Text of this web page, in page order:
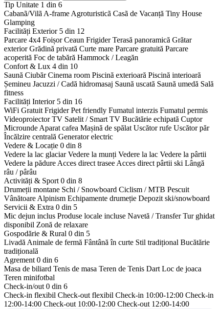
Tip Unitate 1 din 6
Cabanã/Vilã A-frame Agroturisticã Casã de Vacanță Tiny House
Glamping
Facilități Exterior 5 din 12
Parcare 4x4 Foișor Ceaun Frigider Terasă panoramică Grătar
exterior Grădină privată Curte mare Parcare gratuită Parcare
acoperită Foc de tabără Hammock / Leagăn
Confort & Lux 4 din 10
Saună Ciubăr Cinema room Piscină exterioară Piscină interioară
Șemineu Jacuzzi / Cadă hidromasaj Saună uscată Saună umedă Sală
fitness
Facilități Interior 5 din 16
WiFi Gratuit Frigider Pet friendly Fumatul interzis Fumatul permis
Videoproiector TV Satelit / Smart TV Bucătărie echipată Cuptor
Microunde Aparat cafea Mașină de spălat Uscător rufe Uscător păr
Încălzire centrală Generator electric
Vedere & Locație 0 din 8
Vedere la lac glaciar Vedere la munți Vedere la lac Vedere la pârtii
Vedere la pădure Acces direct trasee Acces direct pârtii ski Lângă
râu / pârâu
Activități & Sport 0 din 8
Drumeții montane Schi / Snowboard Ciclism / MTB Pescuit
Vânătoare Alpinism Echipamente drumeție Depozit ski/snowboard
Servicii & Extra 0 din 5
Mic dejun inclus Produse locale incluse Navetă / Transfer Tur ghidat
disponibil Zonă de relaxare
Gospodărie & Rural 0 din 5
Livadă Animale de fermă Fântână în curte Stil tradițional Bucătărie
tradițională
Agrement 0 din 6
Masa de biliard Tenis de masa Teren de Tenis Dart Loc de joaca
Teren minifotbal
Check-in/out 0 din 6
Check-in flexibil Check-out flexibil Check-in 10:00-12:00 Check-in
12:00-14:00 Check-out 10:00-12:00 Check-out 12:00-14:00